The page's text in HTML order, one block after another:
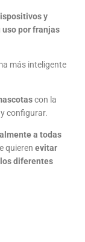
y
por franjas
más inteligente
con la
configurar.
a todas
quieren evitar
diferentes